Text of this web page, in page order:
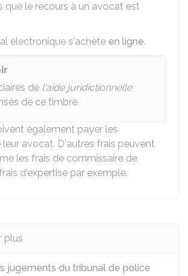
que le recours à un avocat est
électronique s'achète en ligne.
de l'aide juridictionnelle
de ce timbre.
également payer les
avocat. D'autres frais peuvent
les frais de commissaire de
d'expertise par exemple.
plus
jugements du tribunal de police